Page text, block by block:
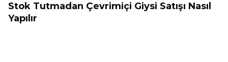
Stok Tutmadan Çevrimiçi Giysi Satışı Nasıl
Yapılır